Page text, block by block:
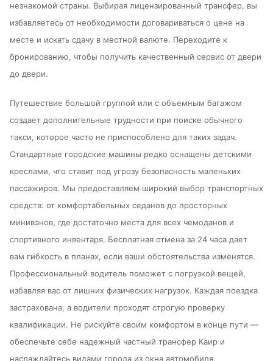
незнакомой страны. Выбирая лицензированный трансфер, вы
избавляетесь от необходимости договариваться о цене на
месте и искать сдачу в местной валюте. Переходите к
бронированию, чтобы получить качественный сервис от двери
до двери.
Путешествие большой группой или с объемным багажом
создает дополнительные трудности при поиске обычного
такси, которое часто не приспособлено для таких задач.
Стандартные городские машины редко оснащены детскими
креслами, что ставит под угрозу безопасность маленьких
пассажиров. Мы предоставляем широкий выбор транспортных
средств: от комфортабельных седанов до просторных
минивэнов, где достаточно места для всех чемоданов и
спортивного инвентаря. Бесплатная отмена за 24 часа дает
вам гибкость в планах, если ваши обстоятельства изменятся.
Профессиональный водитель поможет с погрузкой вещей,
избавляя вас от лишних физических нагрузок. Каждая поездка
застрахована, а водители проходят строгую проверку
квалификации. Не рискуйте своим комфортом в конце пути —
обеспечьте себе надежный частный трансфер Каир и
наслаждайтесь видами города из окна автомобиля.